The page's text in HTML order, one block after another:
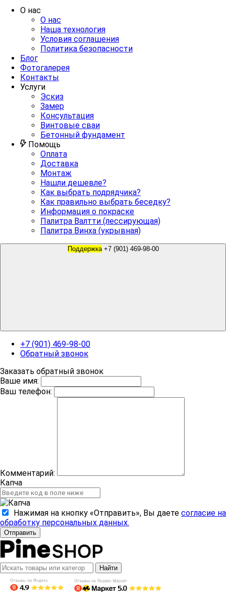
О нас
О нас
Наша технология
Условия соглашения
Политика безопасности
Блог
Фотогалерея
Контакты
Услуги
Эскиз
Замер
Консультация
Винтовые сваи
Бетонный фундамент
Помощь
Оплата
Доставка
Монтаж
Нашли дешевле?
Как выбрать подрядчика?
Как правильно выбрать беседку?
Информация о покраске
Палитра Валтти (лессирующая)
Палитра Винха (укрывная)
Поддержка +7 (901) 469-98-00
+7 (901) 469-98-00
Обратный звонок
Заказать обратный звонок
Ваше имя:
Ваш телефон:
Комментарий:
Капча
Нажимая на кнопку «Отправить», Вы даете согласие на
обработку персональных данных.
Отправить
Найти